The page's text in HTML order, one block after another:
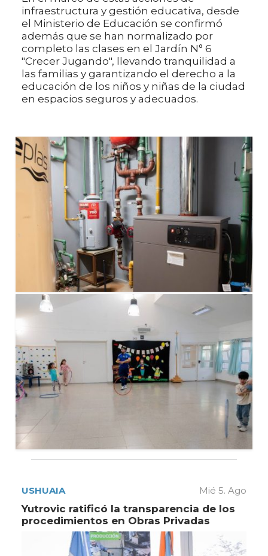
infraestructura y gestión educativa, desde
el Ministerio de Educación se confirmó
además que se han normalizado por
completo las clases en el Jardín N° 6
"Crecer Jugando", llevando tranquilidad a
las familias y garantizando el derecho a la
educación de los niños y niñas de la ciudad
en espacios seguros y adecuados.
USHUAIA Mié 5. Ago
Yutrovic ratificó la transparencia de los
procedimientos en Obras Privadas